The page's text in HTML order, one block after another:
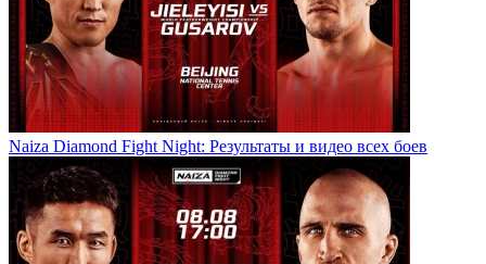
Naiza Diamond Fight Night: Результаты и видео всех боев